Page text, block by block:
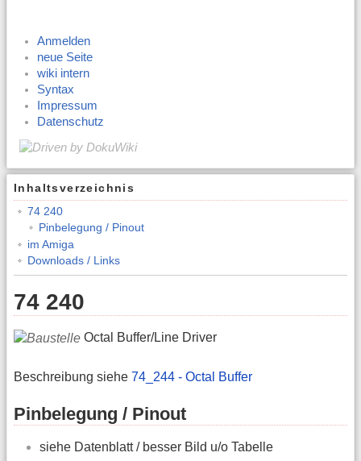
Anmelden
neue Seite
wiki intern
Syntax
Impressum
Datenschutz
Inhaltsverzeichnis
74 240
Pinbelegung / Pinout
im Amiga
Downloads / Links
74 240
Octal Buffer/Line Driver
Beschreibung siehe 74_244 - Octal Buffer
Pinbelegung / Pinout
siehe Datenblatt / besser Bild u/o Tabelle